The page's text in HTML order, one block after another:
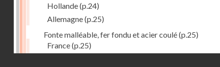
Hollande(p.24)
Allemagne(p.25)
Fonte malléable, fer fondu et acier coulé(p.25)
France(p.25)